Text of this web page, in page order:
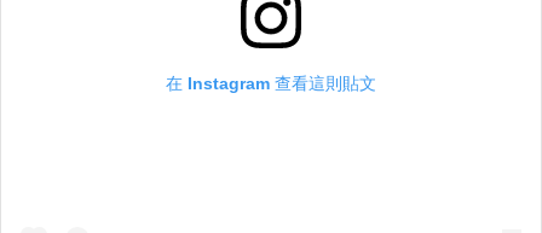
在 Instagram 查看這則貼文